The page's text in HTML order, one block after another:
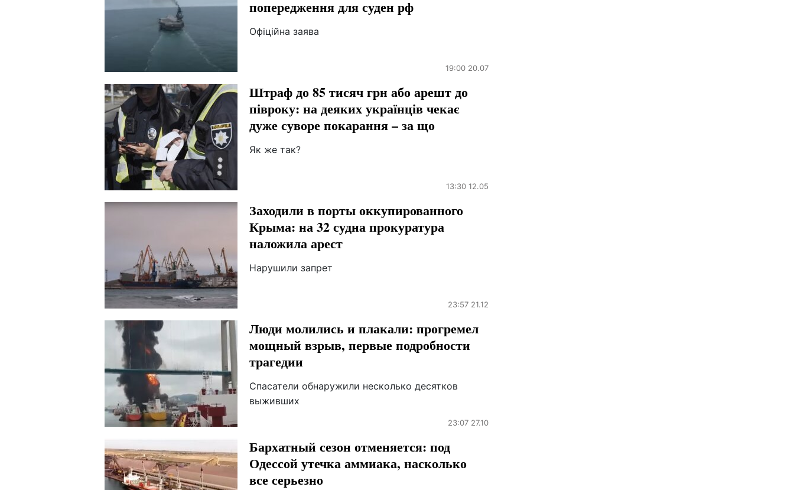
попередження для суден рф
Офіційна заява
19:00 20.07
Штраф до 85 тисяч грн або арешт до
півроку: на деяких українців чекає
дуже суворе покарання – за що
Як же так?
13:30 12.05
Заходили в порты оккупированного
Крыма: на 32 судна прокуратура
наложила арест
Нарушили запрет
23:57 21.12
Люди молились и плакали: прогремел
мощный взрыв, первые подробности
трагедии
Спасатели обнаружили несколько десятков
выживших
23:07 27.10
Бархатный сезон отменяется: под
Одессой утечка аммиака, насколько
все серьезно